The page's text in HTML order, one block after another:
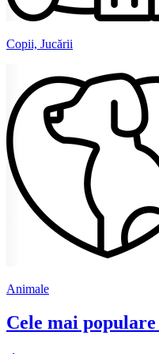
Copii, Jucării
Animale
Cele mai